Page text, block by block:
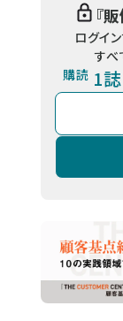
『
ログイ
すべ
購読 1誌